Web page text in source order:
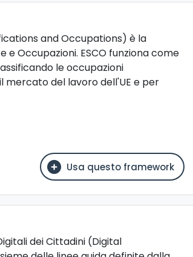
and Occupations) è la
e Occupazioni. ESCO funziona come
le occupazioni
del lavoro dell'UE e per
Usa questo framework
dei Cittadini (Digital